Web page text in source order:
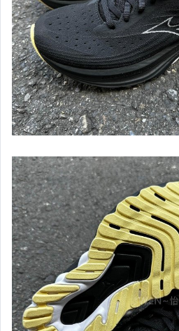
【Under Armour】男款專區
【Under Armour】男慢跑鞋款
【Under Armour】女款專區
【Under Armour】女慢跑鞋款
【HOKA ONEONE】男鞋款
【HOKA ONEONE】女鞋款
【Kappa】專區
【IDIEN】專區
【ASICS、adidas】男服飾
【ASICS、adidas】女服飾
【ASICS亞瑟士】男慢跑鞋&路跑鞋款